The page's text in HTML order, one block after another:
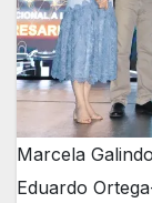
Marcela
Eduardo